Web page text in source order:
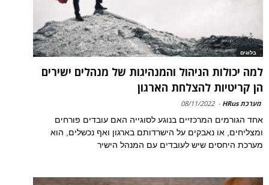
בלוגים
למה יכולות הניהול והמנהיגות של מנהלים ישירים
הן קריטיות להצלחת הארגון
מערכת HRus -
08/11/2022
אחד הגורמים המרכזיים בנוגע לסוגייה האם עובדים פורחים
ומצליחים, או נאבקים על הישרדותם בארגון ואף נכשלים, הוא
מערכת היחסים שיש לעובדים עם המנהל הישיר